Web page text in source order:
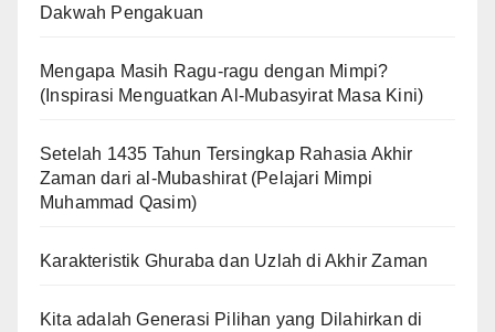
Dakwah Pengakuan
Mengapa Masih Ragu-ragu dengan Mimpi?
(Inspirasi Menguatkan Al-Mubasyirat Masa Kini)
Setelah 1435 Tahun Tersingkap Rahasia Akhir
Zaman dari al-Mubashirat (Pelajari Mimpi
Muhammad Qasim)
Karakteristik Ghuraba dan Uzlah di Akhir Zaman
Kita adalah Generasi Pilihan yang Dilahirkan di